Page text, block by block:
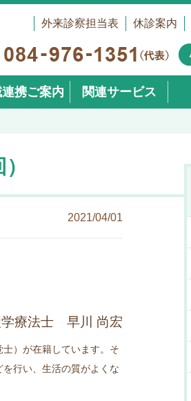
外来診察担当表 休診案内
携ご案内 関連サービス
2021/04/01
療法士 早川 尚宏
）が在籍しています。そ
行い、生活の質がよくな